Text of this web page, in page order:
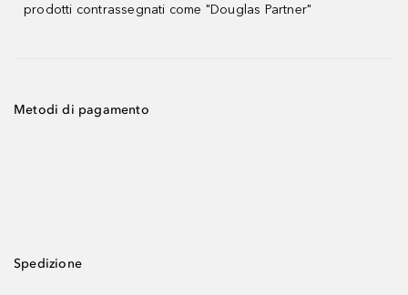
prodotti contrassegnati come "Douglas Partner"
Metodi di pagamento
Spedizione